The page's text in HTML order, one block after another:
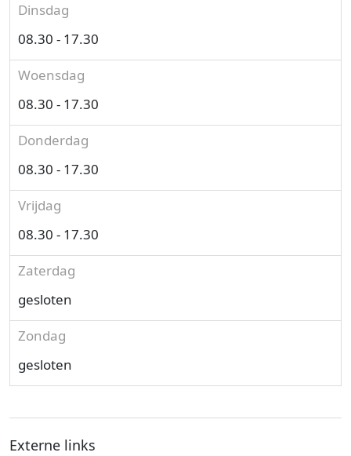
Dinsdag
08.30 - 17.30
Woensdag
08.30 - 17.30
Donderdag
08.30 - 17.30
Vrijdag
08.30 - 17.30
Zaterdag
gesloten
Zondag
gesloten
Externe links